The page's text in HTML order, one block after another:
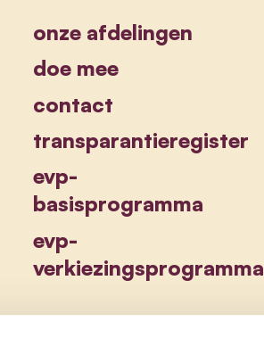
onze afdelingen
doe mee
contact
transparantieregister
evp-
basisprogramma
evp-
verkiezingsprogramma